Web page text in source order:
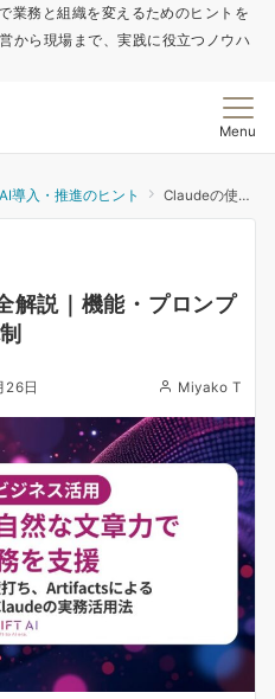
業務と組織を変えるためのヒントを
から現場まで、実践に役立つノウハ
Menu
AI導入・推進のヒント Claudeの使い方を完全解説｜機能・プロンプト・成果を出す組織体制
解説｜機能・プロンプ
26日 Miyako T